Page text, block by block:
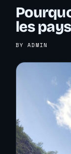
les
BY ADMIN